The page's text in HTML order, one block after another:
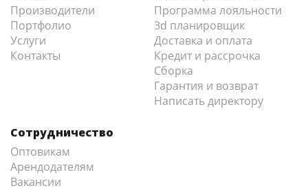
Производители
Портфолио
Услуги
Контакты
Программа лояльности
3d планировщик
Доставка и оплата
Кредит и рассрочка
Сборка
Гарантия и возврат
Написать директору
Сотрудничество
Оптовикам
Арендодателям
Вакансии